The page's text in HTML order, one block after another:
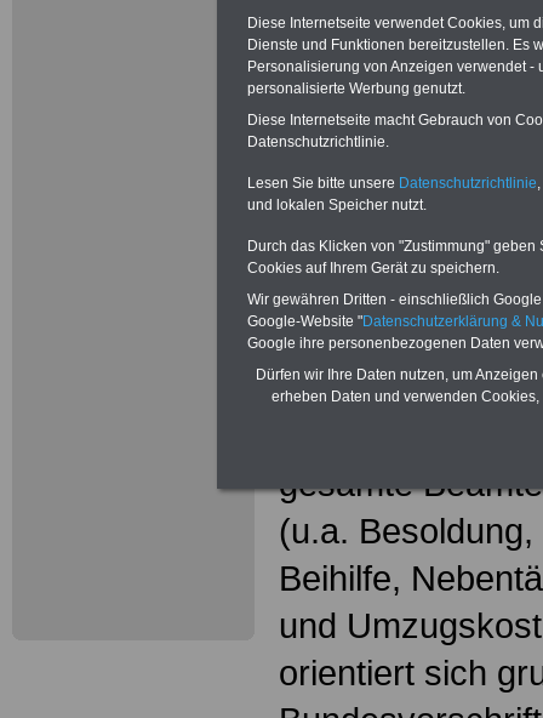
abschließen!
Neu
Beamte
Das beliebte
gesamte
(u.a.
Beihilfe,
und
orientiert sich
Diese Internetseite verwendet Cookies, um
Dienste und Funktionen bereitzustellen. Es
Personalisierung von Anzeigen verwendet
personalisierte Werbung genutzt.
Diese Internetseite macht Gebrauch von
Datenschutzrichtlinie.
Lesen Sie bitte unsere Datenschutzrichtlinie
und lokalen Speicher nutzt.
Durch das Klicken von "Zustimmung"
Cookies auf Ihrem Gerät zu speichern.
Wir gewähren Dritten - einschließlich
Google-Website "Datenschutzerklärung &
Google ihre personenbezogenen Daten
Dürfen wir Ihre Daten nutzen, um
erheben Daten und verwenden